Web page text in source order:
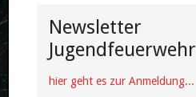
Newsletter
Jugendfeuerwehr
hier geht es zur Anmeldung...